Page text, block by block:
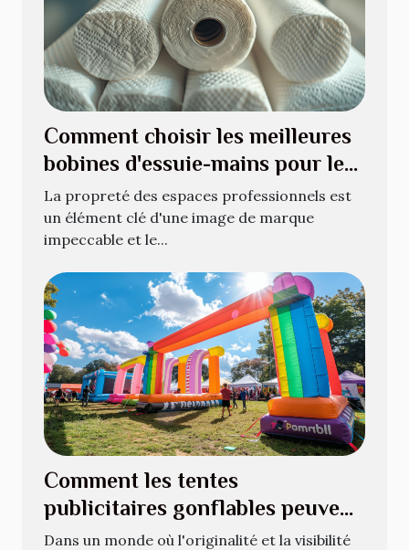
Comment choisir les meilleures
bobines d'essuie-mains pour les
espaces professionnels
La propreté des espaces professionnels est
un élément clé d'une image de marque
impeccable et le...
Comment les tentes
publicitaires gonflables peuvent
révolutionner vos événements
Dans un monde où l'originalité et la visibilité